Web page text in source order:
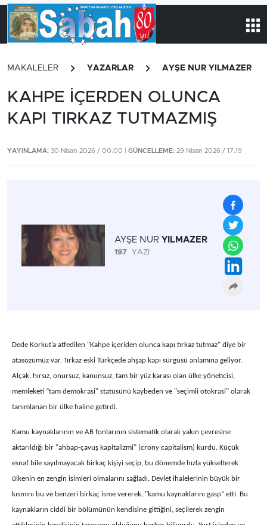
MAKALELER YAZARLAR AYŞE NUR YILMAZER
KAHPE İÇERDEN OLUNCA
KAPI TIRKAZ TUTMAZMIŞ
YAYINLAMA: 30 Nisan 2026 / 00.00 | GÜNCELLEME: 29 Nisan 2026 / 17.19
AYŞE NUR YILMAZER
197 YAZI
Dede Korkut’a atfedilen "Kahpe içeriden olunca kapı tırkaz tutmaz" diye bir
atasözümüz var. Tırkaz eski Türkçede ahşap kapı sürgüsü anlamına geliyor.
Alçak, hırsız, onursuz, kanunsuz, tam bir yüz karası olan ülke yöneticisi,
memleketi “tam demokrasi" statüsünü kaybeden ve "seçimli otokrasi" olarak
tanımlanan bir ülke haline getirdi.
Kamu kaynaklarının ve AB fonlarının sistematik olarak yakın çevresine
aktarıldığı bir "ahbap-çavuş kapitalizmi" (crony capitalism) kurdu. Küçük
esnaf bile sayılmayacak birkaç kişiyi seçip, bu dönemde hızla yükselterek
ülkenin en zengin isimleri olmalarını sağladı. Devlet ihalelerinin büyük bir
kısmını bu ve benzeri birkaç isme vererek, "kamu kaynaklarını gasp” etti. Bu
kaynakların ciddi bir bölümünün kendisine gittiğini, seçilerek zengin